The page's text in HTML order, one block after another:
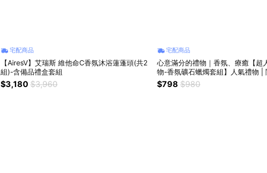
宅配商品
【AiresV】艾瑞斯 維他命C香氛沐浴蓮蓬頭(共2
組)-含備品禮盒套組
$3,180 $3,960
宅配商品
心意滿分的禮物｜香氛、療癒【超
物-香氛礦石蠟燭套組】人氣禮物 |
日禮物
$798 $980